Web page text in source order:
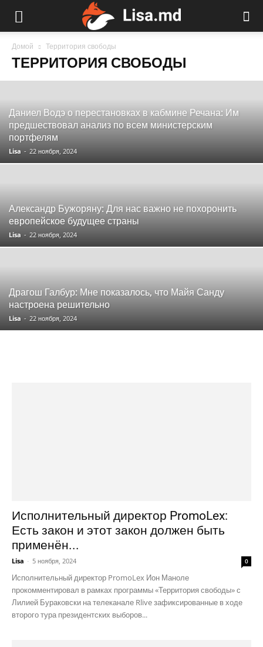
Домой Территория свободы
ТЕРРИТОРИЯ СВОБОДЫ
Даниел Водэ о перестановках в кабмине Речана: Им
предшествовал анализ по всем министерским
портфелям
Lisa - 22 ноября, 2024
Александр Бужоряну: Для нас важно не похоронить
европейское будущее страны
Lisa - 22 ноября, 2024
Драгош Галбур: Мне показалось, что Майя Санду
настроена решительно
Lisa - 22 ноября, 2024
Исполнительный директор PromoLex:
Есть закон и этот закон должен быть
применён...
Lisa - 5 ноября, 2024 0
Исполнительный директор PromoLex Ион Маноле
прокомментировал в рамках программы «Территория свободы» с
Лилией Бураковски на телеканале Rlive зафиксированные в ходе
второго тура президентских выборов...